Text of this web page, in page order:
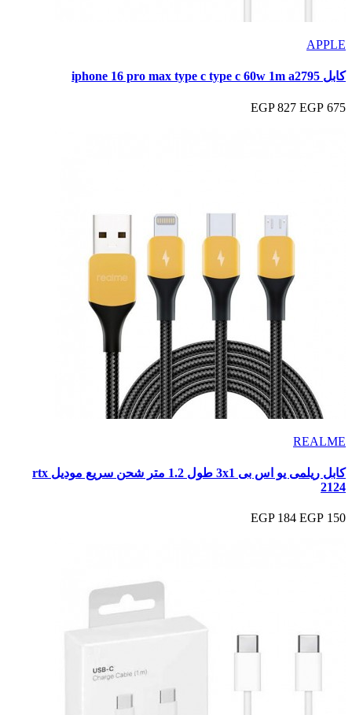
APPLE
كابل iphone 16 pro max type c type c 60w 1m a2795
675 EGP
827 EGP
REALME
كابل ريلمى يو اس بى 3x1 طول 1.2 متر شحن سريع موديل rtx
2124
150 EGP
184 EGP